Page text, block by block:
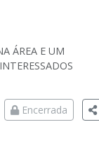
ÁREA E UM
Encerrada